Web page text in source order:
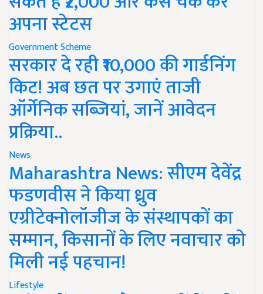
अपना स्टेटस
Government Scheme
सरकार दे रही ₹10,000 की गार्डनिंग
किट! अब छत पर उगाएं ताजी
ऑर्गेनिक सब्जियां, जानें आवेदन
प्रक्रिया..
News
Maharashtra News: सीएम देवेंद्र
फडणवीस ने किया ध्रुव
एग्रीटेक्नोलॉजीज के संस्थापकों का
सम्मान, किसानों के लिए नवाचार को
मिली नई पहचान!
Lifestyle